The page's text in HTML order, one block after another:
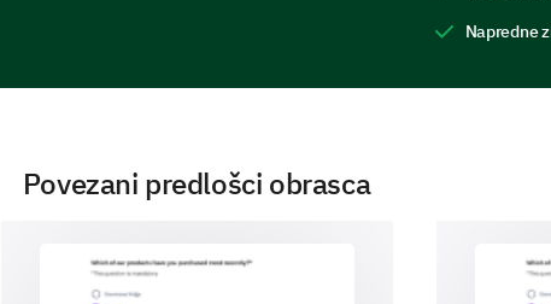
Koliko često vaš nadredjeni pruža podršku koju
Svaka dva tjedna
Napredne
Povezani predlošci obrasca